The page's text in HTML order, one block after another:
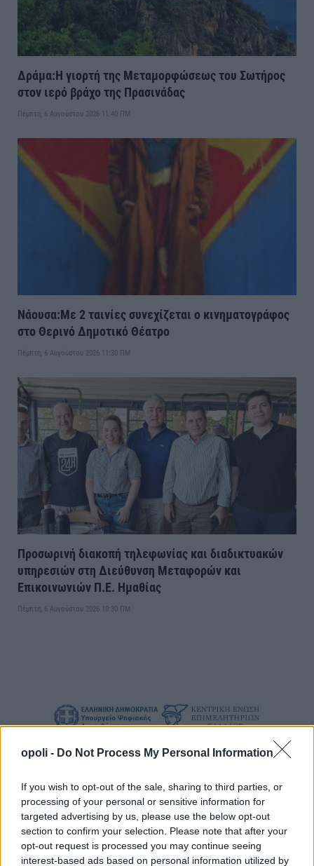
opoli - Do Not Process My Personal Information
If you wish to opt-out of the sale, sharing to third parties, or
processing of your personal or sensitive information for
targeted advertising by us, please use the below opt-out
section to confirm your selection. Please note that after your
opt-out request is processed you may continue seeing
interest-based ads based on personal information utilized by
Δράμα:Η γιορτή της Μεταμορφώσεως του Σωτήρος
στον ιερό βράχο της Πρασινάδας
Πέμπτη, 6 Αυγούστου 2026 11:40 ΠΜ
Νάουσα:Με 2 ταινίες συνεχίζεται ο κινηματογράφος
στο Θερινό Δημοτικό Θέατρο
Πέμπτη, 6 Αυγούστου 2026 11:30 ΠΜ
Προσωρινή διακοπή τηλεφωνίας και διαδικτυακών
υπηρεσιών στη Διεύθυνση Μεταφορών και
Επικοινωνιών Π.Ε. Ημαθίας
Πέμπτη, 6 Αυγούστου 2026 10:30 ΠΜ